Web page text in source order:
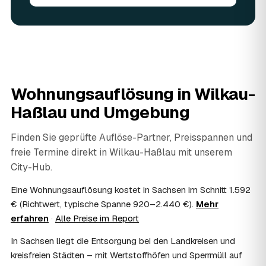
angerechnet — das senkt Ihre Kosten. Brauchbares wird
absetzbar?
In vielen Fällen ja: Als haushaltsnahe Dienstleistung
lassen sich Arbeits- und Fahrtkosten anteilig von der
Steuer absetzen, bei einer Auflösung im Erbfall unter
Umständen als Nachlassverbindlichkeit. Sie erhalten eine
genaue Anrechnung klären Sie mit Ihrem Steuerberater.
09
Muss ich bei der Wohnungsauflösung anwesend
Nicht zwingend. Viele Auflösungen in Wilkau-Haßlau
laufen nach Schlüsselübergabe ohne Sie ab — praktisch,
wenn Sie weiter entfernt wohnen. Sie können aber
jederzeit dabei sein, etwa um Wertsachen oder
Wohnungsauflösung inWilkau-
Haßlau und Umgebung
Finden Sie geprüfte Auflöse-Partner, Preisspannen und
freie Termine direkt in Wilkau-Haßlau mit unserem
City-Hub.
Eine Wohnungsauflösung kostet in Sachsen im Schnitt 1.592
€ (Richtwert, typische Spanne 920–2.440 €). Mehr
erfahren · Alle Preise im Report
In Sachsen liegt die Entsorgung bei den Landkreisen und
kreisfreien Städten – mit Wertstoffhöfen und Sperrmüll auf